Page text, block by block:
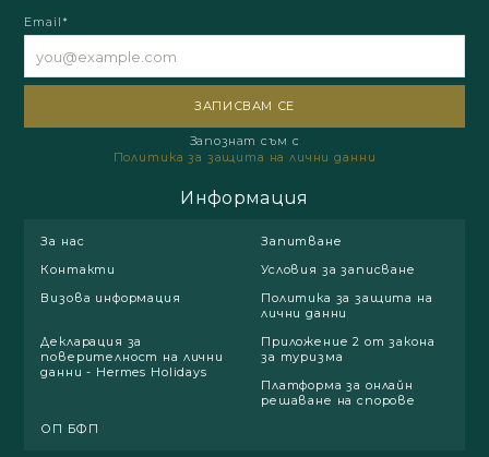
Email*
Запознат съм с
Политика за защита на лични данни
Информация
За нас
Запитване
Контакти
Условия за записване
Визова информация
Политика за защита на
лични данни
Декларация за
поверителност на лични
данни - Hermes Holidays
Приложение 2 от закона
за туризма
Платформа за онлайн
решаване на спорове
ОП БФП